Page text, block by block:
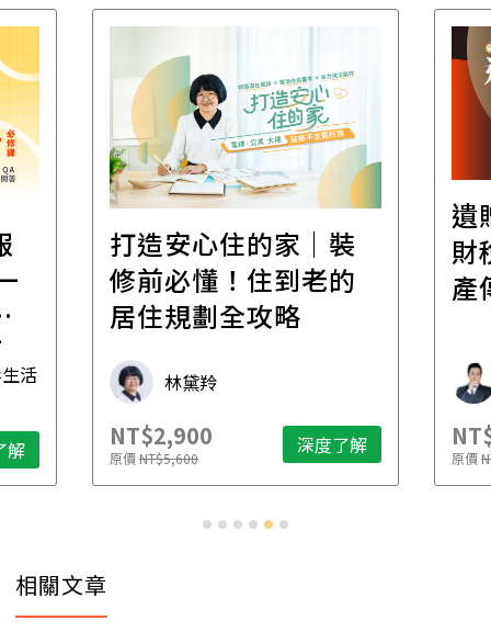
活
解
打造安心住的家｜裝
修前必懂！住到老的
居住規劃全攻略
林黛羚
NT$2,900
原價NT$5,600 深度了解
遺
財
產
原價
相關文章